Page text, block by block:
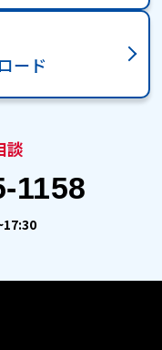
ード
談
1158